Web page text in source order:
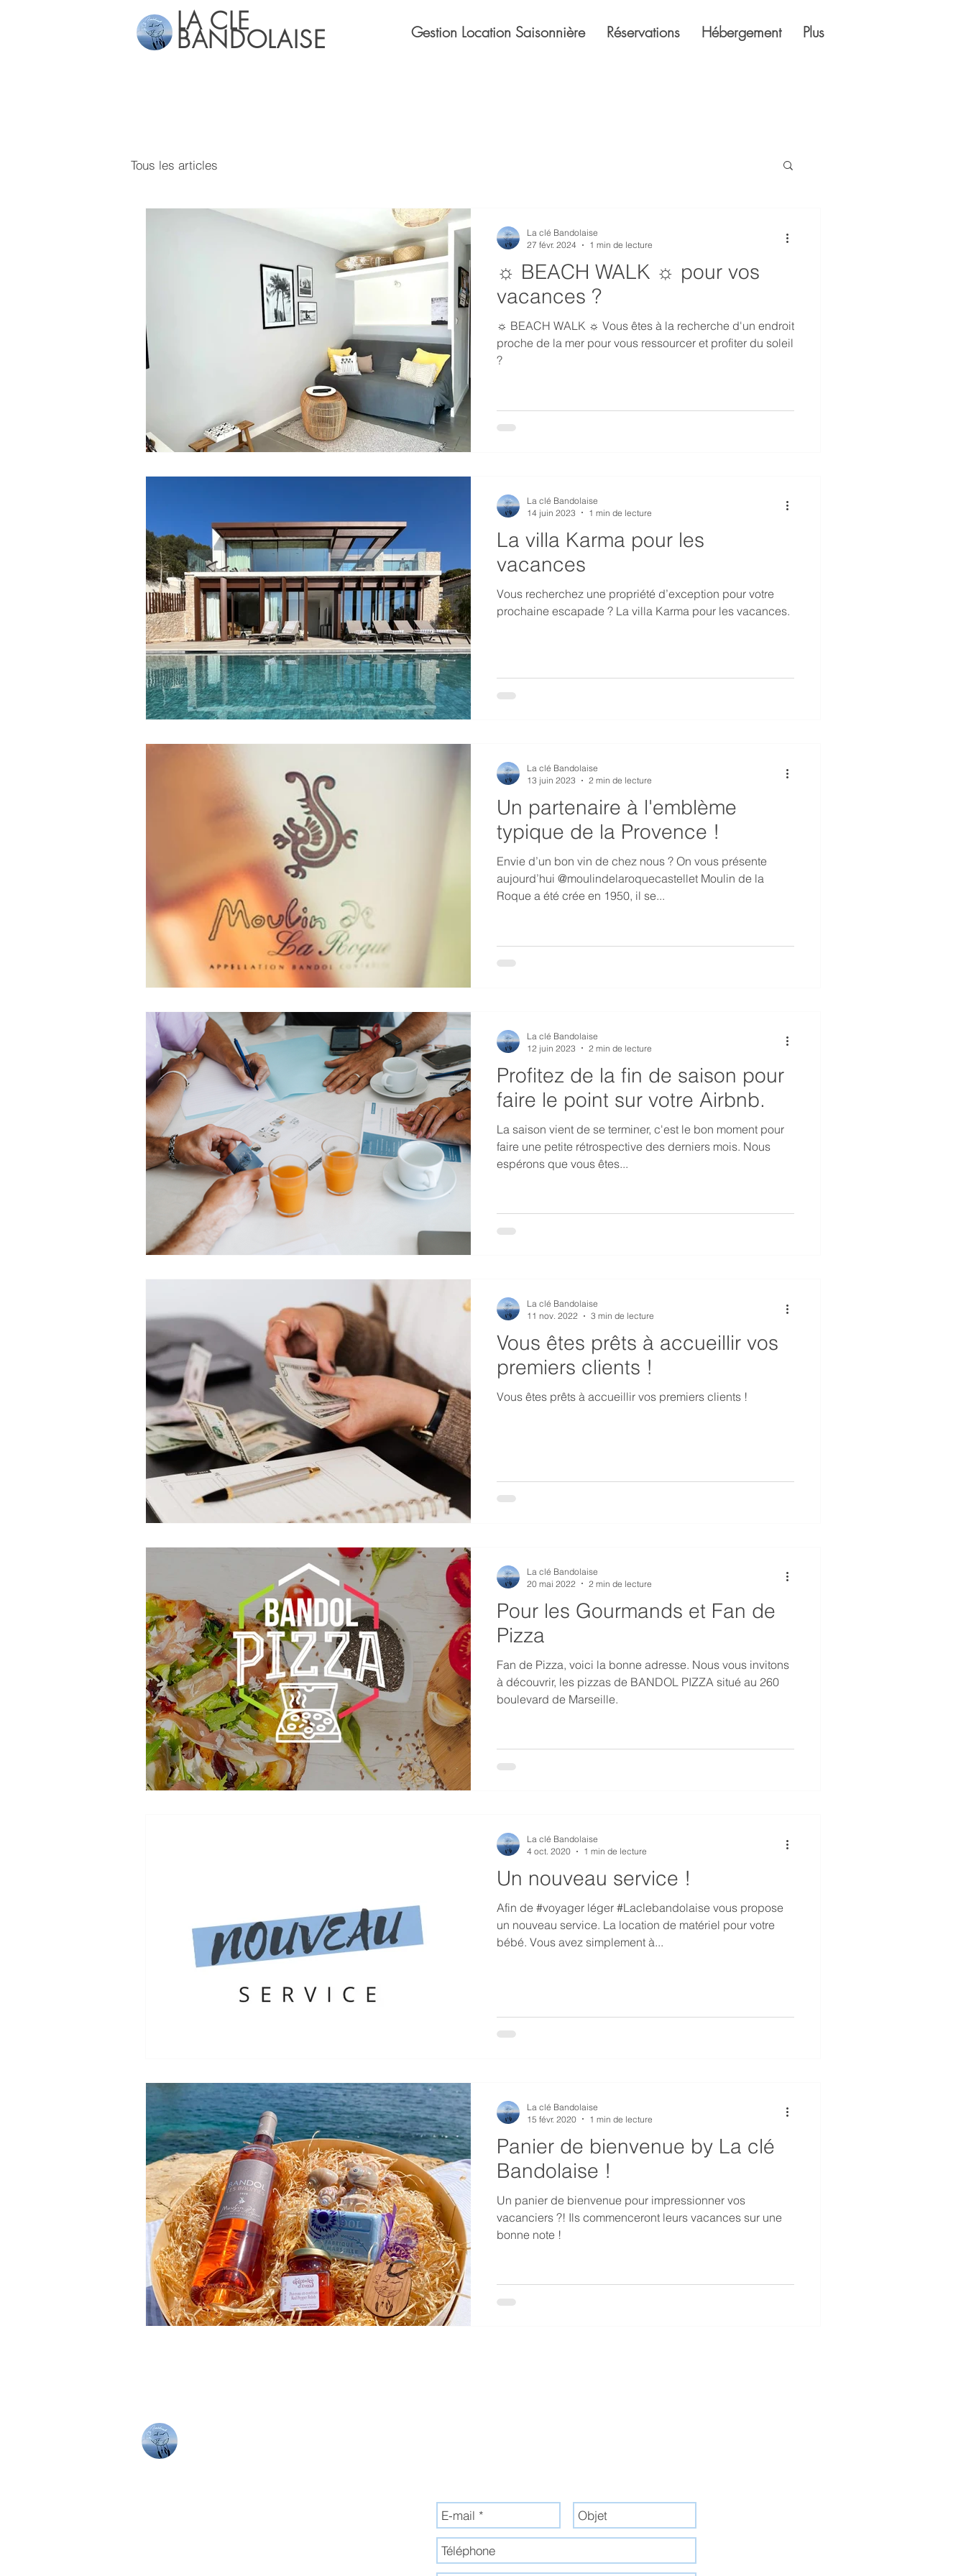
LACLE
BANDOLAISE Gestion Location Saisonnière Réservations Hébergement Plus
Tous les articles
☼ BEACH WALK ☼ pour vos
vacances ?
☼ BEACH WALK ☼ Vous êtes à la recherche d'un endroit
proche de la mer pour vous ressourcer et profiter du soleil
?
La clé Bandolaise
27 févr. 2024
1 min de lecture
La villa Karma pour les
vacances
Vous recherchez une propriété d’exception pour votre
prochaine escapade ? La villa Karma pour les vacances.
La clé Bandolaise
14 juin 2023
1 min de lecture
Un partenaire à l'emblème
typique de la Provence !
Envie d’un bon vin de chez nous ? On vous présente
aujourd’hui @moulindelaroquecastellet Moulin de la
Roque a été crée en 1950, il se...
La clé Bandolaise
13 juin 2023
2 min de lecture
Profitez de la fin de saison pour
faire le point sur votre Airbnb.
La saison vient de se terminer, c'est le bon moment pour
faire une petite rétrospective des derniers mois. Nous
espérons que vous êtes...
La clé Bandolaise
12 juin 2023
2 min de lecture
Vous êtes prêts à accueillir vos
premiers clients !
Vous êtes prêts à accueillir vos premiers clients !
La clé Bandolaise
11 nov. 2022
3 min de lecture
Pour les Gourmands et Fan de
Pizza
Fan de Pizza, voici la bonne adresse. Nous vous invitons
à découvrir, les pizzas de BANDOL PIZZA situé au 260
boulevard de Marseille.
La clé Bandolaise
20 mai 2022
2 min de lecture
Un nouveau service !
Afin de #voyager léger #Laclebandolaise vous propose
un nouveau service. La location de matériel pour votre
bébé. Vous avez simplement à...
La clé Bandolaise
4 oct. 2020
1 min de lecture
Panier de bienvenue by La clé
Bandolaise !
Un panier de bienvenue pour impressionner vos
vacanciers ?! Ils commenceront leurs vacances sur une
bonne note !
La clé Bandolaise
15 févr. 2020
1 min de lecture